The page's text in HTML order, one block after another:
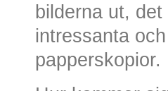
bilderna ut,
intressanta
papperskopior.